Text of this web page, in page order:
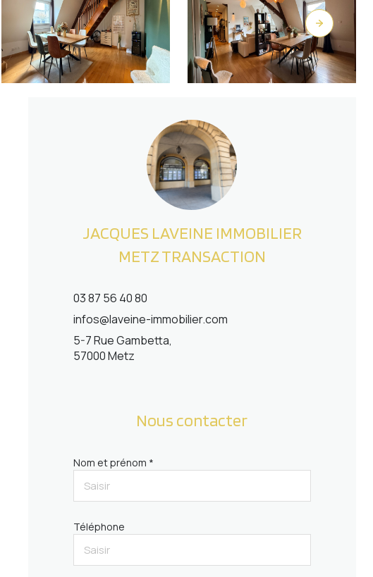
JACQUES LAVEINE IMMOBILIER
METZ TRANSACTION
03 87 56 40 80
infos@laveine-immobilier.com
5-7 Rue Gambetta,
57000 Metz
Nous contacter
Nom et prénom *
Téléphone